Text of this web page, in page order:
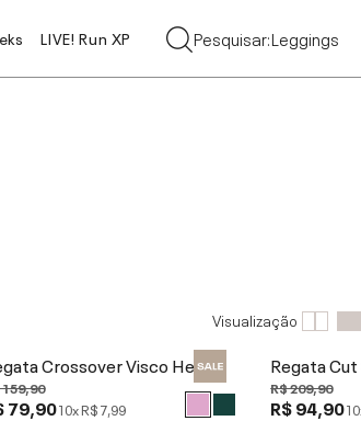
LIVE! Run XP
Pesquisar:Leggings
Visualização
Crossover Visco Heart
159,90
79,9010xR$ 7,99
Regata
R$ 209,90
R$ 94,90